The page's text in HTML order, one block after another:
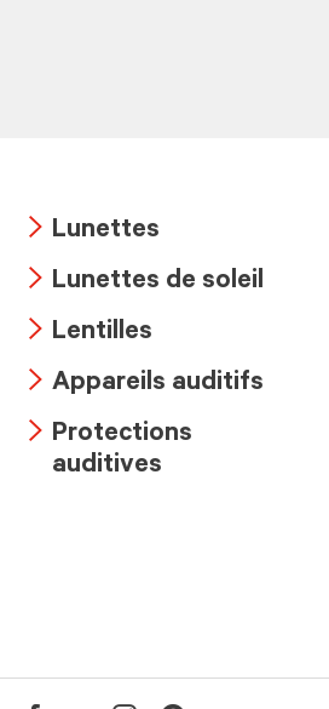
icon
Lunettes
icon
Lunettes de soleil
icon
Lentilles
icon
Appareils auditifs
Arrow
Protections
auditives